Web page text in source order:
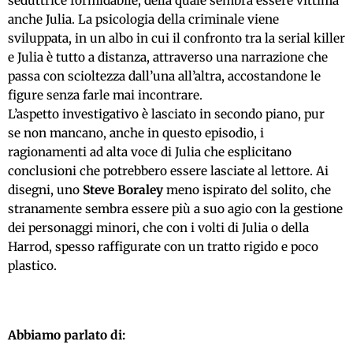
anche Julia. La psicologia della criminale viene
sviluppata, in un albo in cui il confronto tra la serial killer
e Julia è tutto a distanza, attraverso una narrazione che
passa con scioltezza dall’una all’altra, accostandone le
figure senza farle mai incontrare.
L’aspetto investigativo è lasciato in secondo piano, pur
se non mancano, anche in questo episodio, i
ragionamenti ad alta voce di Julia che esplicitano
conclusioni che potrebbero essere lasciate al lettore. Ai
disegni, uno Steve Boraley meno ispirato del solito, che
stranamente sembra essere più a suo agio con la gestione
dei personaggi minori, che con i volti di Julia o della
Harrod, spesso raffigurate con un tratto rigido e poco
plastico.
Abbiamo parlato di: